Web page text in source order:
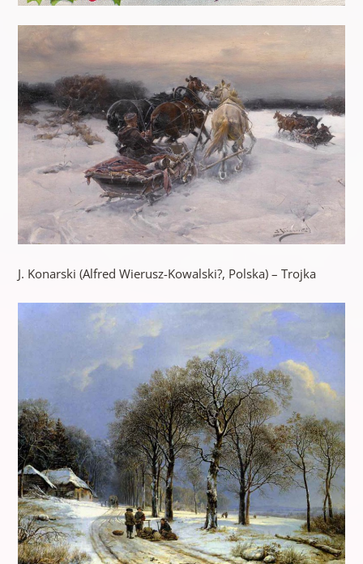
J. Konarski (Alfred Wierusz-Kowalski?, Polska) – Trojka